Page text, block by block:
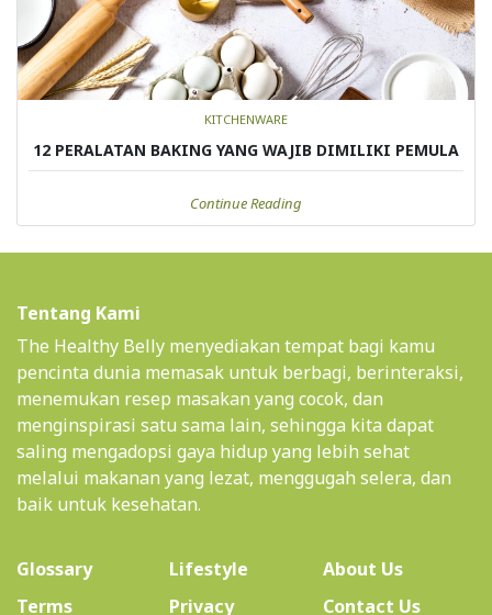
KITCHENWARE
12 PERALATAN BAKING YANG WAJIB DIMILIKI PEMULA
Continue Reading
Tentang Kami
The Healthy Belly menyediakan tempat bagi kamu
pencinta dunia memasak untuk berbagi, berinteraksi,
menemukan resep masakan yang cocok, dan
menginspirasi satu sama lain, sehingga kita dapat
saling mengadopsi gaya hidup yang lebih sehat
melalui makanan yang lezat, menggugah selera, dan
baik untuk kesehatan.
Glossary Lifestyle About Us(current)
Terms
Privacy Contact Us